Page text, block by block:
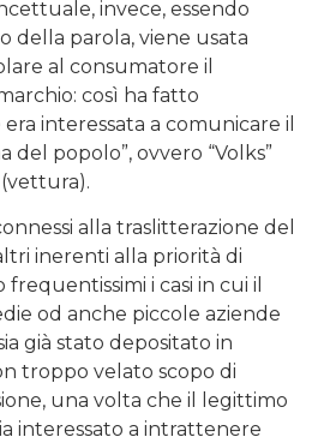
invece, essendo
della parola, viene usata
al consumatore il
così ha fatto
interessata a comunicare il
del popolo”, ovvero “Volks”
(vettura).
alla traslitterazione del
inerenti alla priorità di
frequentissimi i casi in cui il
od anche piccole aziende
già stato depositato in
troppo velato scopo di
una volta che il legittimo
interessato a intrattenere